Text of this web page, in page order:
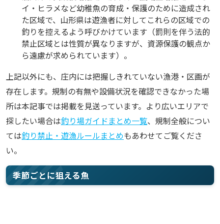
イ・ヒラメなど幼稚魚の育成・保護のために造成され
た区域で、山形県は遊漁者に対してこれらの区域での
釣りを控えるよう呼びかけています（罰則を伴う法的
禁止区域とは性質が異なりますが、資源保護の観点か
ら遠慮が求められています）。
上記以外にも、庄内には把握しきれていない漁港・区画が
存在します。規制の有無や設備状況を確認できなかった場
所は本記事では掲載を見送っています。より広いエリアで
探したい場合は釣り場ガイドまとめ一覧、規制全般につい
ては釣り禁止・遊漁ルールまとめもあわせてご覧くださ
い。
季節ごとに狙える魚